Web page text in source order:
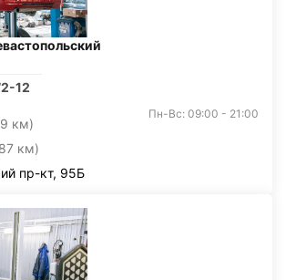
12
км)
км)
Пн-Вс: 09:00 - 21:00
пр-кт, 95Б